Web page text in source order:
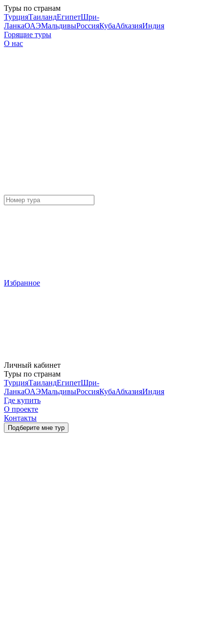
Туры по странам
ТурцияТаиландЕгипетШри-
ЛанкаОАЭМальдивыРоссияКубаАбхазияИндия
Горящие туры
О нас
Избранное
Личный кабинет
Туры по странам
ТурцияТаиландЕгипетШри-
ЛанкаОАЭМальдивыРоссияКубаАбхазияИндия
Где купить
О проекте
Контакты
Подберите мне тур